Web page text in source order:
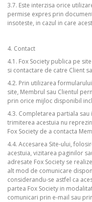
3.7. Este interzisa orice
permise expres prin
insoteste, in cazul in care
4. Contact
4.1. Fox Society publica pe
si contactare de catre Client
4.2. Prin utilizarea
site, Membrul sau Clientul
prin orice mijloc disponibil
4.3. Completarea partiala
trimiterea acestuia nu
Fox Society de a contacta
4.4. Accesarea Site-ului,
acestuia, vizitarea paginilor
adresate Fox Society se
alt mod de comunicare
considerandu-se astfel ca
partea Fox Society in
comunicari prin e-mail sau